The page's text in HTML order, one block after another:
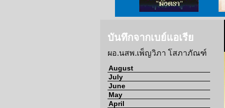
สังคมมังตรา
บันทึกจากเบย์แอเรีย
ผอ.นสพ.เพ็ญวิภา โสภาภัณฑ์
August
July
June
May
April